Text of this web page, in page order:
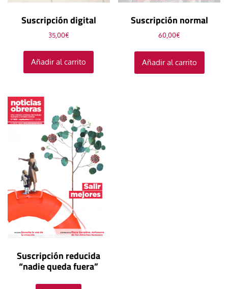
Suscripción digital
35,00€
Añadir al carrito
Suscripción normal
60,00€
Añadir al carrito
Suscripción reducida
“nadie queda fuera”